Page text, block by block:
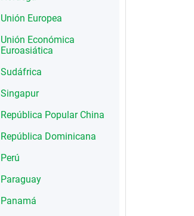
Unión Europea
Unión Económica
Euroasiática
Sudáfrica
Singapur
República Popular China
República Dominicana
Perú
Paraguay
Panamá